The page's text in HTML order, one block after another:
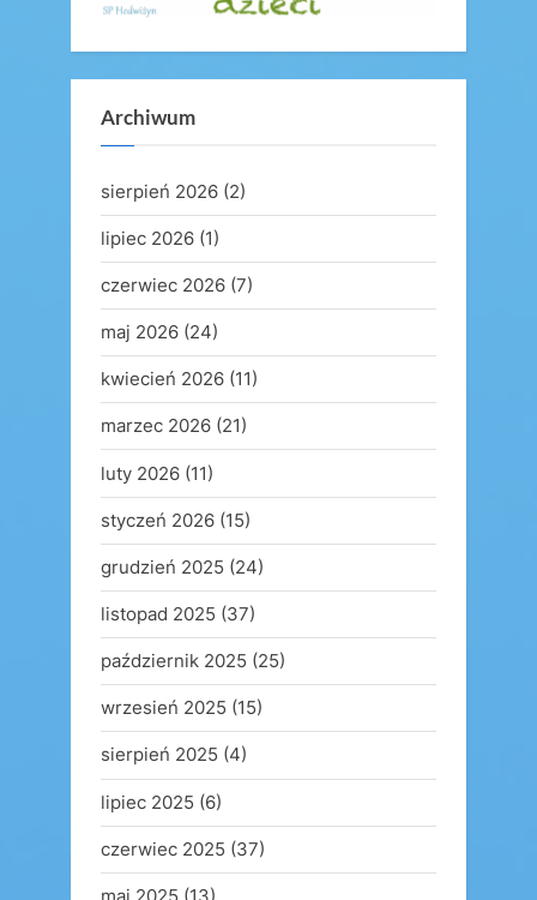
Archiwum
sierpień 2026 (2)
lipiec 2026 (1)
czerwiec 2026 (7)
maj 2026 (24)
kwiecień 2026 (11)
marzec 2026 (21)
luty 2026 (11)
styczeń 2026 (15)
grudzień 2025 (24)
listopad 2025 (37)
październik 2025 (25)
wrzesień 2025 (15)
sierpień 2025 (4)
lipiec 2025 (6)
czerwiec 2025 (37)